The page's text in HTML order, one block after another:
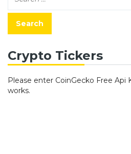
Crypto Tickers
Please enter CoinGecko Free
works.